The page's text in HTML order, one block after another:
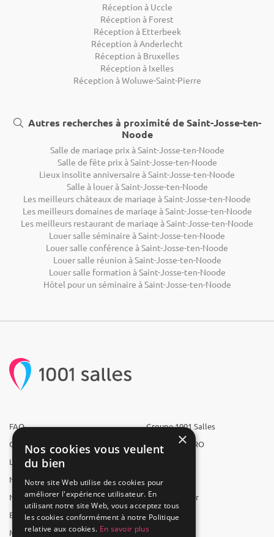
Réception à Uccle
Réception à Forest
Réception à Etterbeek
Réception à Anderlecht
Réception à Bruxelles
Réception à Ixelles
Réception à Woluwe-Saint-Pierre
Autres recherches à proximité de Saint-Josse-ten-
Noode
Salle de mariage prix à Saint-Josse-ten-Noode
Salle de fête prix à Saint-Josse-ten-Noode
Lieux insolite anniversaire à Saint-Josse-ten-Noode
Salle à louer à Saint-Josse-ten-Noode
Les meilleurs châteaux de mariage à Saint-Josse-ten-Noode
Les meilleurs domaines de mariage à Saint-Josse-ten-Noode
Les meilleurs restaurant de mariage à Saint-Josse-ten-Noode
Louer salle séminaire à Saint-Josse-ten-Noode
Louer salle conférence à Saint-Josse-ten-Noode
Louer salle réunion à Saint-Josse-ten-Noode
Louer salle formation à Saint-Josse-ten-Noode
Hôtel pour un séminaire à Saint-Josse-ten-Noode
FAQ
Qui sommes-nous ?
L'équipe
Nous recrutons
Nos partenaires
Espace presse
Mentions légales
Groupe 1001 Salles
1001 Salles PRO
1001 Traiteurs
1001 Artistes
Reserverunbar
MP2
×
Nos cookies vous veulent
du bien
Notre site Web utilise des cookies pour
améliorer l'expérience utilisateur. En
utilisant notre site Web, vous acceptez tous
les cookies conformément à notre Politique
relative aux cookies. En savoir plus